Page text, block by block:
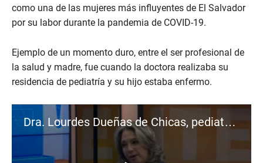
como una de las mujeres más influyentes de El Salvador
por su labor durante la pandemia de COVID-19.
Ejemplo de un momento duro, entre el ser profesional de
la salud y madre, fue cuando la doctora realizaba su
residencia de pediatría y su hijo estaba enfermo.
Dra. Lourdes Dueñas de Chicas, pediatra, infectóloga y vicepresidenta de la Asociación de Pediatría de El Salvador (ASOPEDES)